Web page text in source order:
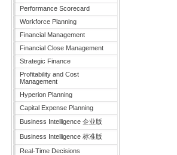
Performance Scorecard
Workforce Planning
Financial Management
Financial Close Management
Strategic Finance
Profitability and Cost
Management
Hyperion Planning
Capital Expense Planning
Business Intelligence 企业版
Business Intelligence 标准版
Real-Time Decisions